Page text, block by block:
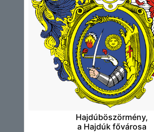
Hajdúböszörmény,
a Hajdúk fővárosa